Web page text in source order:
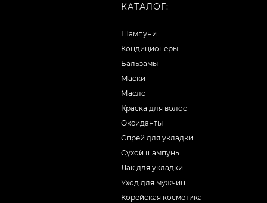
КАТАЛОГ:
Шампуни
Кондиционеры
Бальзамы
Маски
Масло
Краска для волос
Оксиданты
Спрей для укладки
Сухой шампунь
Лак для укладки
Уход для мужчин
Корейская косметика